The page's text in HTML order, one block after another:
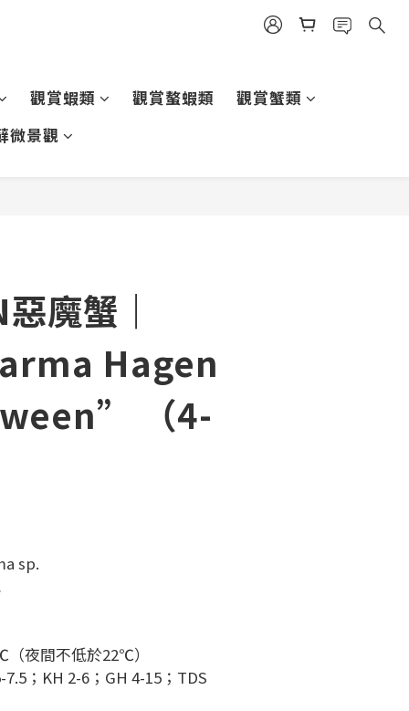
觀賞蝦類 觀賞螯蝦類
觀賞蟹類
微景觀
魔蟹｜
Hagen
（4-
sp.
夜間不低於22℃）
；KH 2-6；GH 4-15；TDS